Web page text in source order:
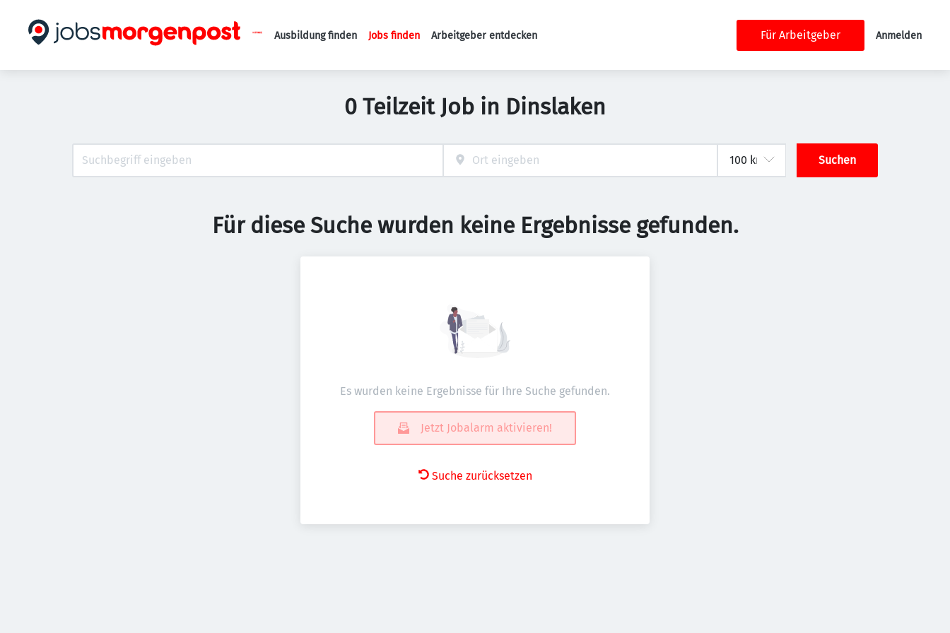
Haupt-Navigation
Ausbildung finden Jobs finden Arbeitgeber entdecken Für Arbeitgeber Anmelden
0 Teilzeit Job in Dinslaken
Suchen
Für diese Suche wurden keine Ergebnisse gefunden.
Es wurden keine Ergebnisse für Ihre Suche gefunden.
Jetzt Jobalarm aktivieren!
Suche zurücksetzen